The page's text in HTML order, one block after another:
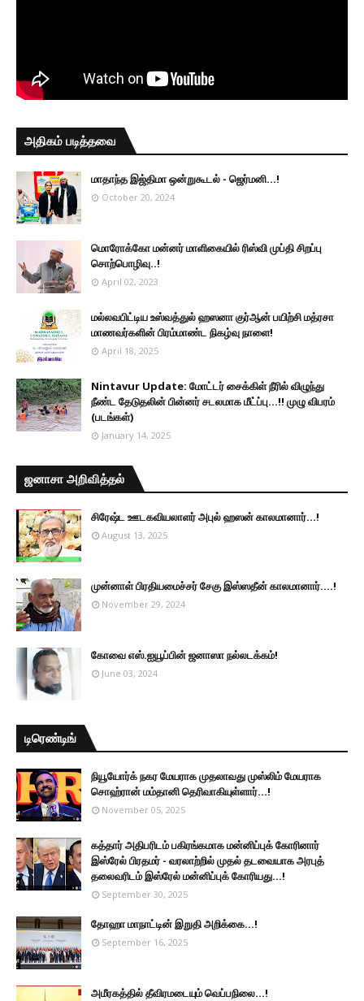
அதிகம் படித்தவை
மாதாந்த இஜ்திமா ஒன்றுகூடல் - ஜெர்மனி…!
October 20, 2024
மொரோக்கோ மன்னர் மாளிகையில் ரிஸ்வி முப்தி சிறப்பு
சொற்பொழிவு..!
April 02, 2023
மல்லவபிட்டிய உஸ்வத்துல் ஹஸனா குர்ஆன் பயிற்சி மத்ரசா
மாணவர்களின் பிரம்மாண்ட நிகழ்வு நாளை!
April 18, 2025
Nintavur Update: மோட்டர் சைக்கிள் நீரில் விழுந்து
நீண்ட தேடுதலின் பின்னர் சடலமாக மீட்ப்பு…!! முழு விபரம்
(படங்கள்)
January 14, 2025
ஜனாசா அறிவித்தல்
சிரேஷ்ட ஊடகவியலாளர் அபுல் ஹஸன் காலமானார்...!
August 13, 2025
முன்னாள் பிரதியமைச்சர் சேகு இஸ்ஸதீன் காலமானார்….!
November 29, 2024
கோவை எஸ்.ஐயூப்பின் ஜனாஸா நல்லடக்கம்!
June 03, 2024
டிரெண்டிங்
நியூயோர்க் நகர மேயராக முதலாவது முஸ்லிம் மேயராக
சொஹ்ரான் மம்தானி தெரிவாகியுள்ளார்...!
November 05, 2025
கத்தார் அதிபரிடம் பகிரங்கமாக மன்னிப்புக் கோரினார்
இஸ்ரேல் பிரதமர் - வரலாற்றில் முதல் தடவையாக அரபுத்
தலைவரிடம் இஸ்ரேல் மன்னிப்புக் கோரியது...!
September 30, 2025
தோஹா மாநாட்டின் இறுதி அறிக்கை...!
September 16, 2025
அமீரகத்தில் தீவிரமடையும் வெப்பநிலை...!